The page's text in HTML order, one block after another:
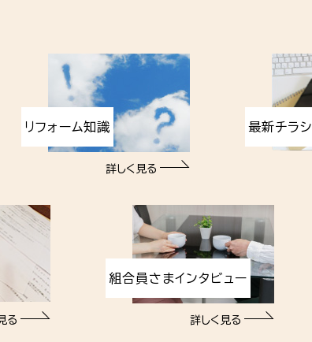
リフォーム知識
詳しく見る
最新チラシ
る
組合員さまインタビュー
詳しく見る